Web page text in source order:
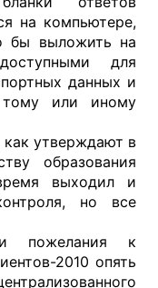
на компьютере,
бы выложить на
для
данных и
или иному
утверждают в
образования
выходил и
но все
пожелания к
2010 опять